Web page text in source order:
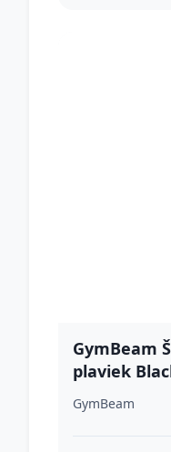
GymBeam
plaviek
GymBeam